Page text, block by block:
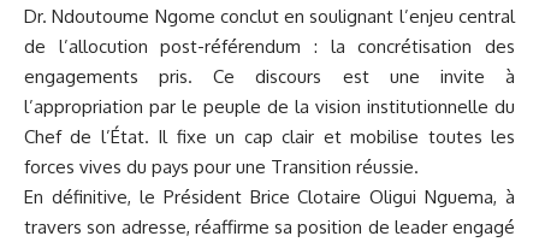
Dr. Ndoutoume Ngome conclut en soulignant l’enjeu central
de l’allocution post-référendum : la concrétisation des
engagements pris. Ce discours est une invite à
l’appropriation par le peuple de la vision institutionnelle du
Chef de l’État. Il fixe un cap clair et mobilise toutes les
forces vives du pays pour une Transition réussie.
En définitive, le Président Brice Clotaire Oligui Nguema, à
travers son adresse, réaffirme sa position de leader engagé